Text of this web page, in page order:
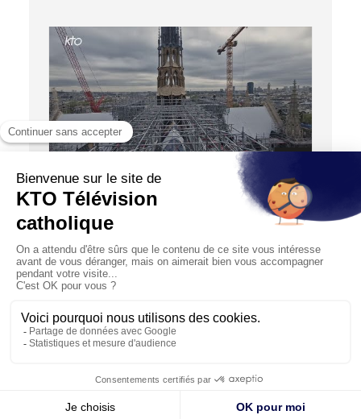
NOTRE-DAME EN CHANTIER
Le toit de Notre-Dame retrouve sa couverture
de plomb
21/04/2024
Sous le ciel de Paris, les bruits des marteaux se font
entendre sur le chantier de Notre-Dame, où la pose du
© KTO 2026 — Mentions légales